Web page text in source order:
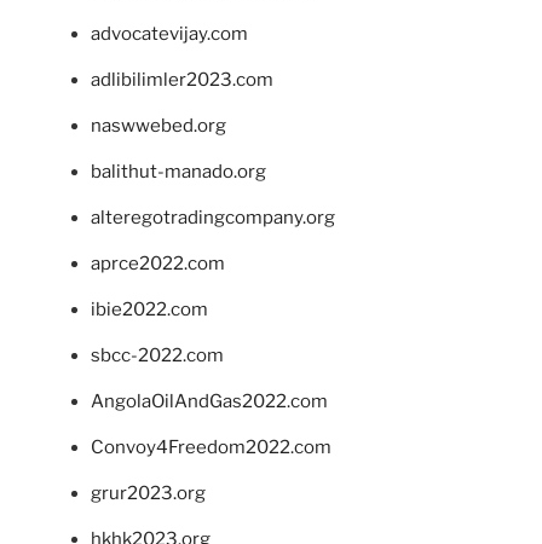
advocatevijay.com
adlibilimler2023.com
naswwebed.org
balithut-manado.org
alteregotradingcompany.org
aprce2022.com
ibie2022.com
sbcc-2022.com
AngolaOilAndGas2022.com
Convoy4Freedom2022.com
grur2023.org
hkhk2023.org